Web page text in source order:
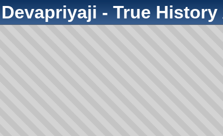
Devapriyaji - True